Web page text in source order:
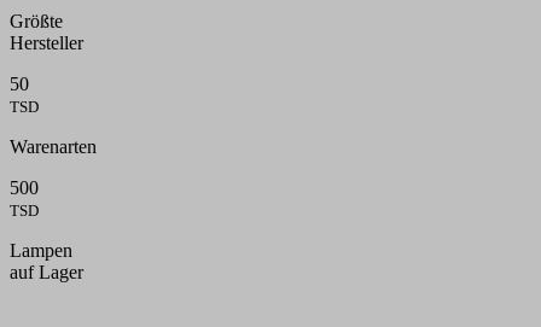
Größte
Hersteller
50
TSD
Warenarten
500
TSD
Lampen
auf Lager